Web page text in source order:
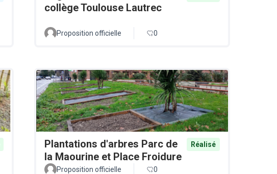
collège Toulouse Lautrec
Proposition officielle 0
Plantations d'arbres Parc de
la Maourine et Place Froidure
Réalisé
Proposition officielle 0